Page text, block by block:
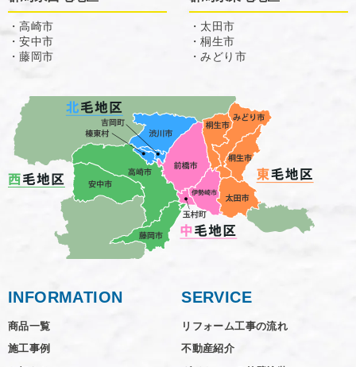
・高崎市
・安中市
・藤岡市
・太田市
・桐生市
・みどり市
INFORMATION
商品一覧
施工事例
SERVICE
リフォーム工事の流れ
不動産紹介